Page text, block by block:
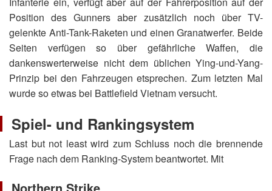
Position des Gunners aber zusätzlich noch über TV-
gelenkte Anti-Tank-Raketen und einen Granatwerfer. Beide
Seiten verfügen so über gefährliche Waffen, die
dankenswerterweise nicht dem üblichen Ying-und-Yang-
Prinzip bei den Fahrzeugen etsprechen. Zum letzten Mal
wurde so etwas bei Battlefield Vietnam versucht.
Spiel- und Rankingsystem
Last but not least wird zum Schluss noch die brennende
Frage nach dem Ranking-System beantwortet. Mit